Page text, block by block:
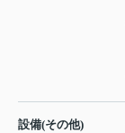
設備(その他)